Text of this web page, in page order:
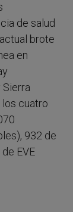
de salud
brote
en
Sierra
los cuatro
932 de
EVE